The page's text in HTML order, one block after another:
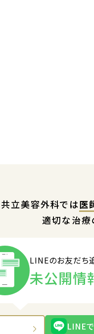
共立美容外科では医
適切な治療
LINEのお友だち
未公開情
LINE